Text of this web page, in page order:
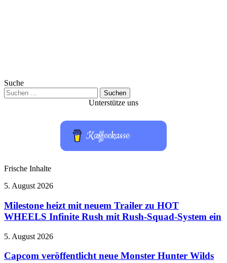
Suche
Suchen
nach:
Unterstütze uns
Kaffeekasse
Frische Inhalte
Milestone
mit
neuem
Trailer
HOT
Infinite
5. August 2026
Milestone heizt mit neuem Trailer zu HOT
WHEELS Infinite Rush mit Rush-Squad-System ein
Capcom
neue
5. August 2026
Capcom veröffentlicht neue Monster Hunter Wilds